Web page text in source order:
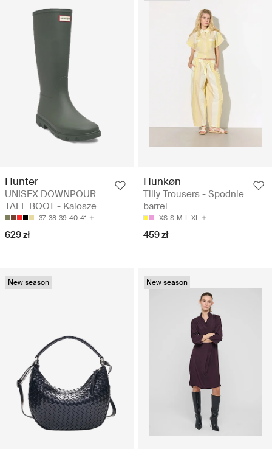
Hunter
UNISEX DOWNPOUR
TALL BOOT - Kalosze
37 38 39 40 41
629 zł
Hunkøn
Tilly Trousers - Spodnie
barrel
XS S M L XL
459 zł
New season New season